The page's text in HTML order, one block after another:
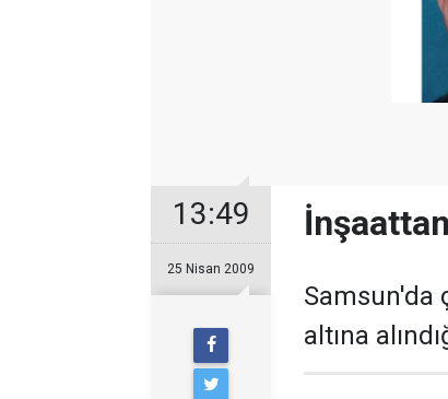
13:49
25 Nisan 2009
Samsun'da
altına